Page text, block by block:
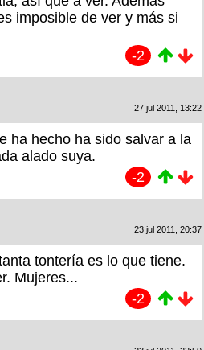
imposible de ver y más si
-2
27 jul 2011, 13:22
ha hecho ha sido salvar a la
alado suya.
-2
23 jul 2011, 20:37
tontería es lo que tiene.
Mujeres...
-2